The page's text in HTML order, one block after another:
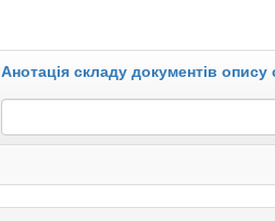
Анотація складу документів опису